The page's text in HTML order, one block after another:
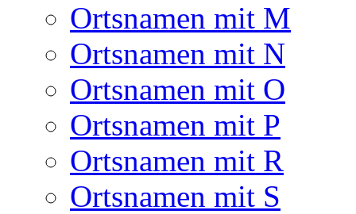
Ortsnamen mit M
Ortsnamen mit N
Ortsnamen mit O
Ortsnamen mit P
Ortsnamen mit R
Ortsnamen mit S